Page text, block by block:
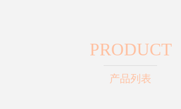
PRODUCT
产品列表